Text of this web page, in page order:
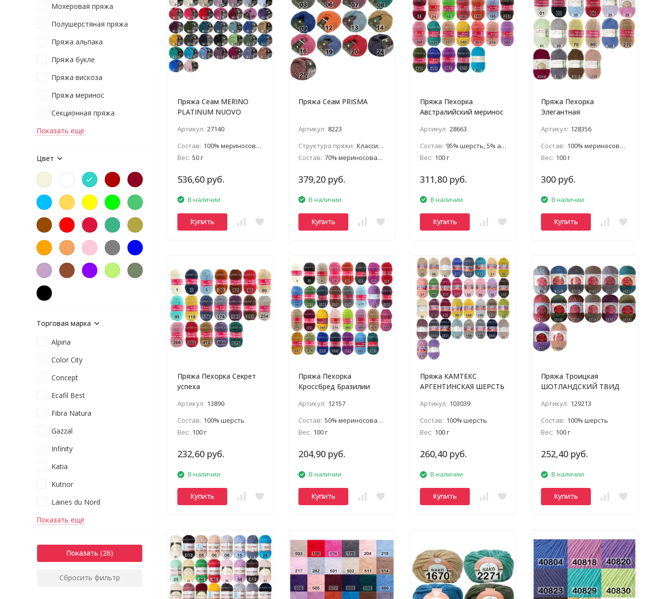
Пряжа Сеам MERINO
PLATINUM NUOVO
Артикул: 27140
Состав: 100% мериносовая шерсть экстрафайн супервош
Вес: 50 г
536,60 руб.
В наличии
Купить
Пряжа Сеам PRISMA
Артикул: 8223
Структура пряжи: Классическая
Состав: 70% мериносовая шерсть, 30% вискоза
379,20 руб.
В наличии
Купить
Пряжа Пехорка
Австралийский меринос
Артикул: 28663
Состав: 95% шерсть, 5% акрил
Вес: 100 г
311,80 руб.
В наличии
Купить
Пряжа Пехорка
Элегантная
Артикул: 128356
Состав: 100% мериносовая шерсть
Вес: 100 г
300 руб.
В наличии
Купить
Пряжа Пехорка Секрет
успеха
Артикул: 13890
Состав: 100% шерсть
Вес: 100 г
232,60 руб.
В наличии
Купить
Пряжа Пехорка
Кроссбред Бразилии
Артикул: 12157
Состав: 50% мериносовая шерсть, 50% акрил
Вес: 100 г
204,90 руб.
В наличии
Купить
Пряжа КАМТЕКС
АРГЕНТИНСКАЯ ШЕРСТЬ
Артикул: 103039
Состав: 100% шерсть
Вес: 100 г
260,40 руб.
В наличии
Купить
Пряжа Троицкая
ШОТЛАНДСКИЙ ТВИД
Артикул: 129213
Состав: 100% шерсть
Вес: 100 г
252,40 руб.
В наличии
Купить
Мохеровая пряжа
Полушерстяная пряжа
Пряжа альпака
Пряжа букле
Пряжа вискоза
Пряжа меринос
Секционная пряжа
Показать ещё
Цвет
Торговая марка
Alpina
Color City
Concept
Ecafil Best
Fibra Natura
Gazzal
Infinity
Katia
Kutnor
Laines du Nord
Показать ещё
Показать
Сбросить фильтр